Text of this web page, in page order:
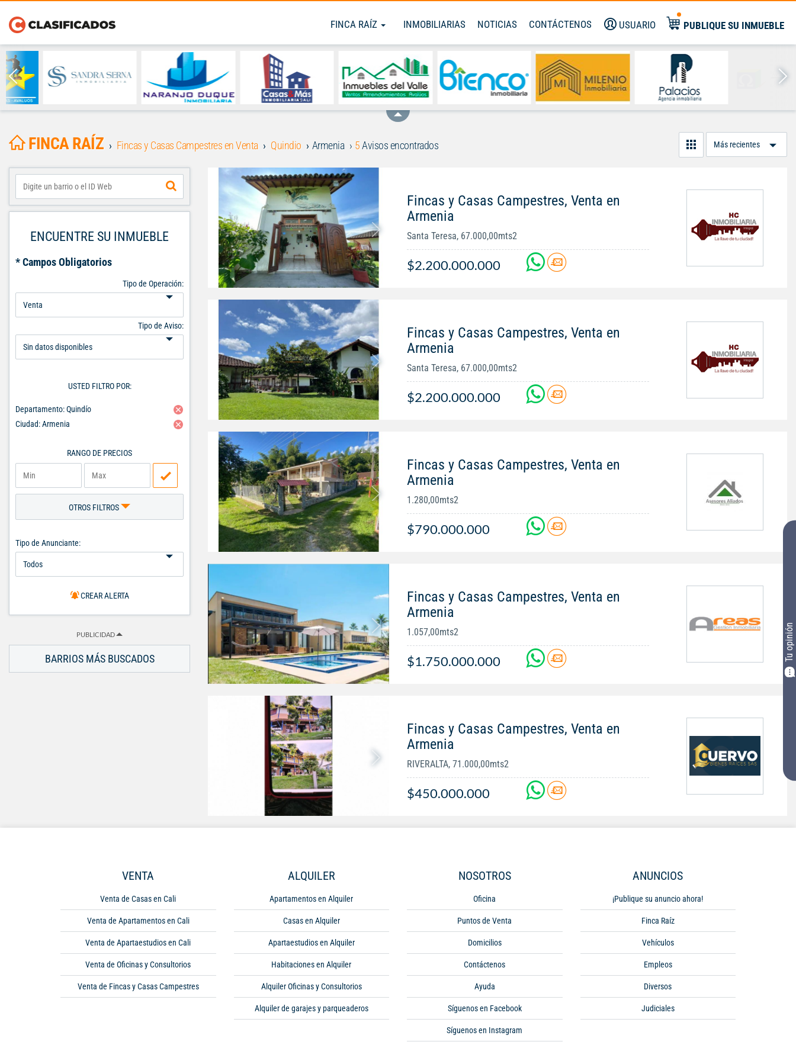
FINCA RAÍZ INMOBILIARIAS NOTICIAS CONTÁCTENOS USUARIO PUBLIQUE SU INMUEBLE
Tu opinión
FINCA RAÍZ Fincas y Casas Campestres en Venta Quindio Armenia 5Avisos encontrados
Fincas y Casas Campestres, Venta en
Armenia
Santa Teresa, 67.000,00mts2
$2.200.000.000
Fincas y Casas Campestres, Venta en
Armenia
Santa Teresa, 67.000,00mts2
$2.200.000.000
Fincas y Casas Campestres, Venta en
Armenia
1.280,00mts2
$790.000.000
Fincas y Casas Campestres, Venta en
Armenia
1.057,00mts2
$1.750.000.000
Fincas y Casas Campestres, Venta en
Armenia
RIVERALTA, 71.000,00mts2
$450.000.000
ENCUENTRE SU INMUEBLE
* Campos Obligatorios
Tipo de Operación:
Tipo de Aviso:
USTED FILTRO POR:
Departamento: Quindío
Ciudad: Armenia
RANGO DE PRECIOS
OTROS FILTROS
Tipo de Anunciante:
CREAR ALERTA
PUBLICIDAD
BARRIOS MÁS BUSCADOS
VENTA
Venta de Casas en Cali
Venta de Apartamentos en Cali
Venta de Apartaestudios en Cali
Venta de Oficinas y Consultorios
Venta de Fincas y Casas Campestres
ALQUILER
Apartamentos en Alquiler
Casas en Alquiler
Apartaestudios en Alquiler
Habitaciones en Alquiler
Alquiler Oficinas y Consultorios
Alquiler de garajes y parqueaderos
NOSOTROS
Oficina
Puntos de Venta
Domicilios
Contáctenos
Ayuda
Síguenos en Facebook
Síguenos en Instagram
ANUNCIOS
¡Publique su anuncio ahora!
Finca Raíz
Vehículos
Empleos
Diversos
Judiciales